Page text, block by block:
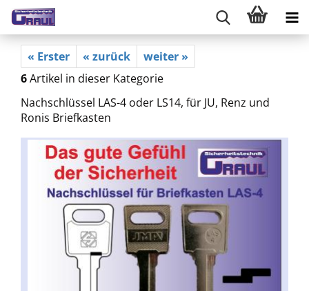
« Erster « zurück
weiter »
6Artikel in dieser Kategorie
Nachschlüssel LAS-4 oder LS14, für JU, Renz und
Ronis Briefkasten